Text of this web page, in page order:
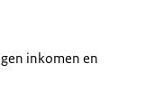
inkomen en